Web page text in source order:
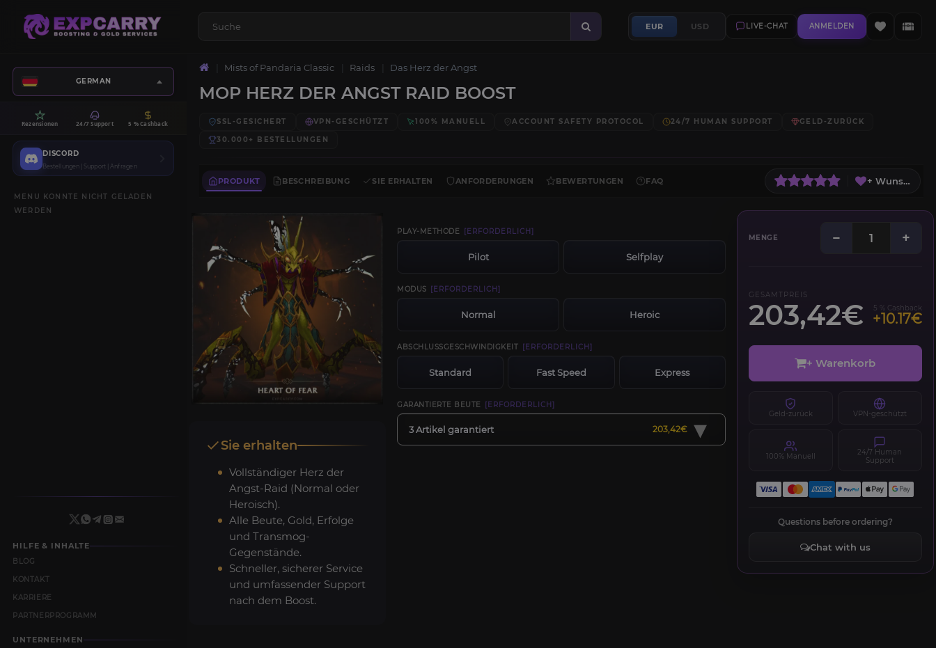
EUR USD LIVE-CHAT ANMELDEN
GERMAN
Rezensionen 24/7 Support 5 % Cashback
DISCORD
Bestellungen | Support | Anfragen
MENU KONNTE NICHT GELADEN
WERDEN
HILFE & INHALTE
BLOG
KONTAKT
KARRIERE
PARTNERPROGRAMM
UNTERNEHMEN
Mists of Pandaria Classic Raids Das Herz der Angst
MOP HERZ DER ANGST RAID BOOST
SSL-GESICHERT VPN-GESCHÜTZT 100% MANUELL ACCOUNT SAFETY PROTOCOL 24/7 HUMAN SUPPORT
GELD-ZURÜCK
30.000+
BESTELLUNGEN
PRODUKT BESCHREIBUNG SIE ERHALTEN ANFORDERUNGEN BEWERTUNGEN FAQ + Wunschliste
PLAY-METHODE [ERFORDERLICH]
Pilot Selfplay
MODUS [ERFORDERLICH]
Normal Heroic
ABSCHLUSSGESCHWINDIGKEIT [ERFORDERLICH]
Standard Fast Speed Express
GARANTIERTE BEUTE [ERFORDERLICH]
3 Artikel garantiert 203,42€ ▾
MENGE − +
GESAMTPREIS
203,42€ 5 % Cashback
+10.17€
+ Warenkorb
Geld-zurück VPN-geschützt
100% Manuell
24/7 Human
Support
Questions before ordering?
Chat with us
Sie erhalten
Vollständiger Herz der
Angst-Raid (Normal oder
Heroisch).
Alle Beute, Gold, Erfolge
und Transmog-
Gegenstände.
Schneller, sicherer Service
und umfassender Support
nach dem Boost.